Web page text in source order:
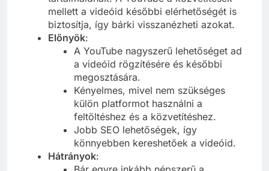
mellett a videóid későbbi elérhetőségét is
biztosítja, így bárki visszanézheti azokat.
Előnyök:
A YouTube nagyszerű lehetőséget ad
a videóid rögzítésére és későbbi
megosztására.
Kényelmes, mivel nem szükséges
külön platformot használni a
feltöltéshez és a közvetítéshez.
Jobb SEO lehetőségek, így
könnyebben kereshetőek a videóid.
Hátrányok: